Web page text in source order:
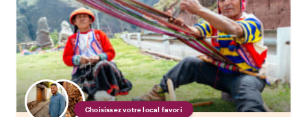
Choisissez votre local favori